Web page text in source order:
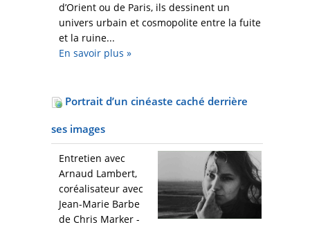
d’Orient ou de Paris, ils dessinent un
univers urbain et cosmopolite entre la fuite
et la ruine...
En savoir plus »
Portrait d’un cinéaste caché derrière
ses images
Entretien avec
Arnaud Lambert,
coréalisateur avec
Jean-Marie Barbe
de Chris Marker -